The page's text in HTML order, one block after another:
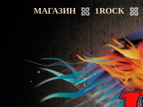
МАГАЗИН 1ROCK